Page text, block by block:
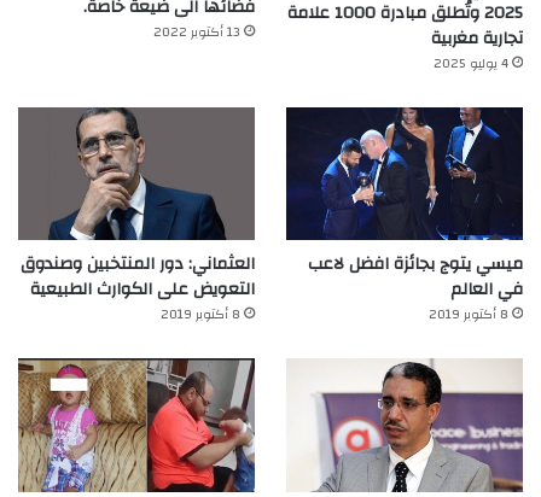
2025 وتُطلق مبادرة 1000 علامة
تجارية مغربية
4 يوليو 2025
فضائها الى ضيعة خاصة.
13 أكتوبر 2022
ميسي يتوج بجائزة افضل لاعب
في العالم‎
8 أكتوبر 2019
العثماني: دور المنتخبين وصندوق
التعويض على الكوارث الطبيعية
8 أكتوبر 2019